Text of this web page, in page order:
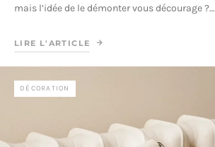
mais l’idée de le démonter vous décourage ?…
LIRE L'ARTICLE
DÉCORATION